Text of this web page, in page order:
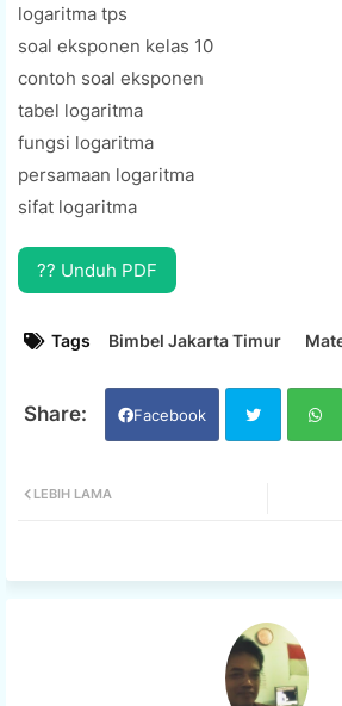
logaritma tps
soal eksponen kelas 10
contoh soal eksponen
tabel logaritma
fungsi logaritma
persamaan logaritma
sifat logaritma
?? Unduh PDF
Tags Bimbel Jakarta Timur
Facebook
LEBIH LAMA